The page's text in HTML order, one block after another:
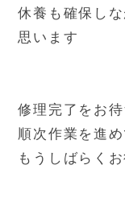
休養も確保し
思います
修理完了をお
順次作業を進
もうしばらく